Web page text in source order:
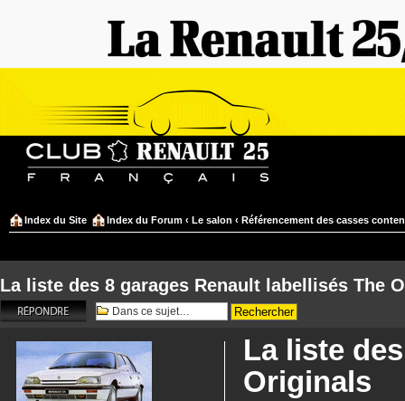
Index du Site Index du Forum ‹ Le salon ‹ Référencement des casses
La liste des 8 garages Renault labellisés The
Répondre
La liste
Originals